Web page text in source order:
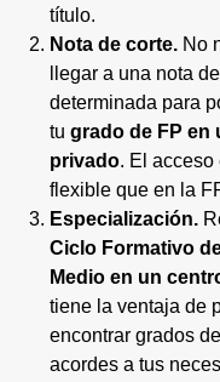
título.
Nota de corte. No
llegar a una nota
determinada para
tu grado de FP en
privado. El acceso
flexible que en la
Especialización.
Ciclo Formativo
Medio en un
tiene la ventaja de
encontrar grados
acordes a tus